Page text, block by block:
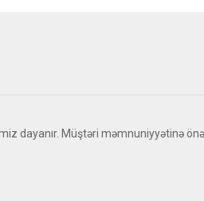
dayanır. Müştəri məmnuniyyətinə